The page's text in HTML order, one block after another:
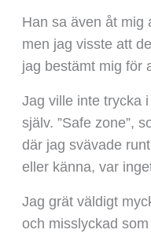
Han sa även åt mig
men jag visste att
jag bestämt mig för
Jag ville inte trycka
själv. ”Safe zone”,
där jag svävade
eller känna, var
Jag grät väldigt
och misslyckad